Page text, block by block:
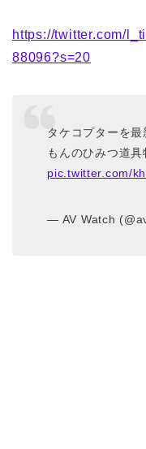
https://twitter.com/
88096?s=20
タケコプターを
もんのひみつ道具
pic.twitter.com/
— AV Watch